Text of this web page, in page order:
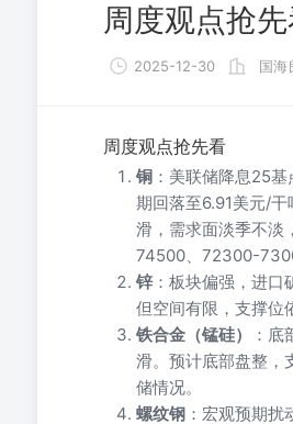
周度观点抢
2025-12-30 国海
周度观点抢先看
铜 ：美联储降息25
期回落至6.91美元/
滑，需求面淡季不淡
74500、72300-
锌：板块偏强，进口
但空间有限，支撑
铁合金（锰硅）
：
滑。预计底部盘整
储情况。
螺纹钢 ：宏观预期